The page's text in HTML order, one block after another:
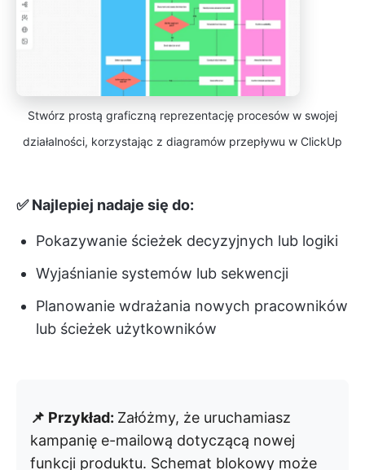
Stwórz prostą graficzną reprezentację procesów w swojej
działalności, korzystając z diagramów przepływu w ClickUp
✅ Najlepiej nadaje się do:
Pokazywanie ścieżek decyzyjnych lub logiki
Wyjaśnianie systemów lub sekwencji
Planowanie wdrażania nowych pracowników
lub ścieżek użytkowników
📌 Przykład: Załóżmy, że uruchamiasz
kampanię e-mailową dotyczącą nowej
funkcji produktu. Schemat blokowy może